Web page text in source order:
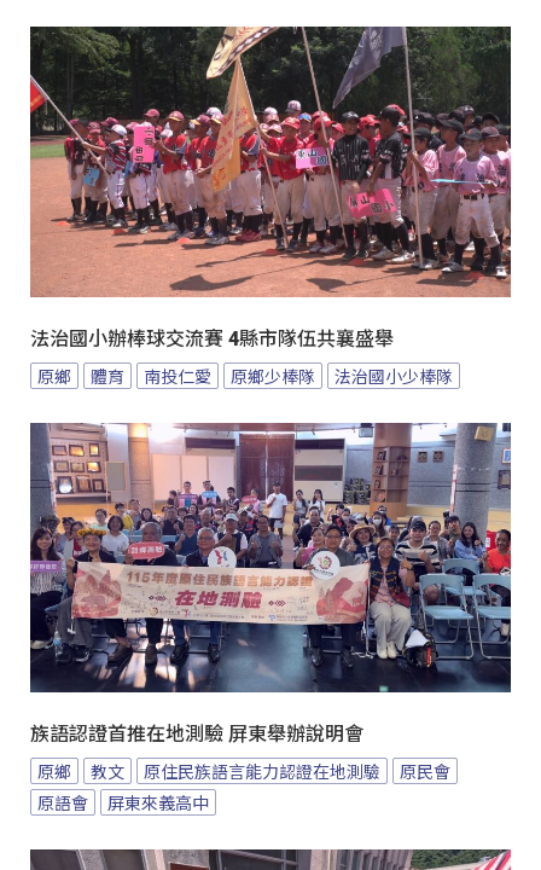
法治國小辦棒球交流賽 4縣市隊伍共襄盛舉
原鄉 體育 南投仁愛 原鄉少棒隊 法治國小少棒隊
族語認證首推在地測驗 屏東舉辦說明會
原鄉 教文 原住民族語言能力認證在地測驗
原民會
原語會
屏東來義高中